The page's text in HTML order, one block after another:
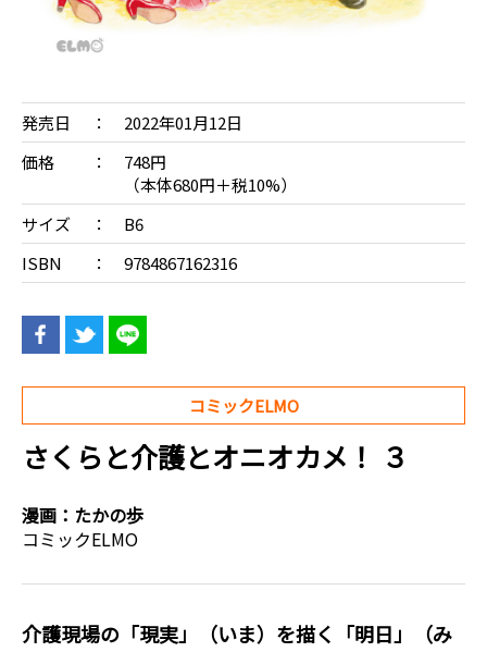
発売日
2022年01月12日
価格
748円
（本体680円＋税10%）
サイズ
B6
ISBN
9784867162316
コミックELMO
さくらと介護とオニオカメ！ ３
漫画： たかの歩
コミックELMO
介護現場の「現実」（いま）を描く「明日」（み